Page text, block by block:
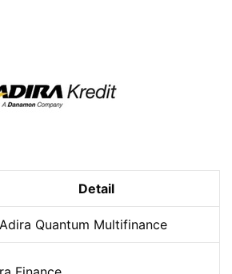
Detail
Quantum Multifinance